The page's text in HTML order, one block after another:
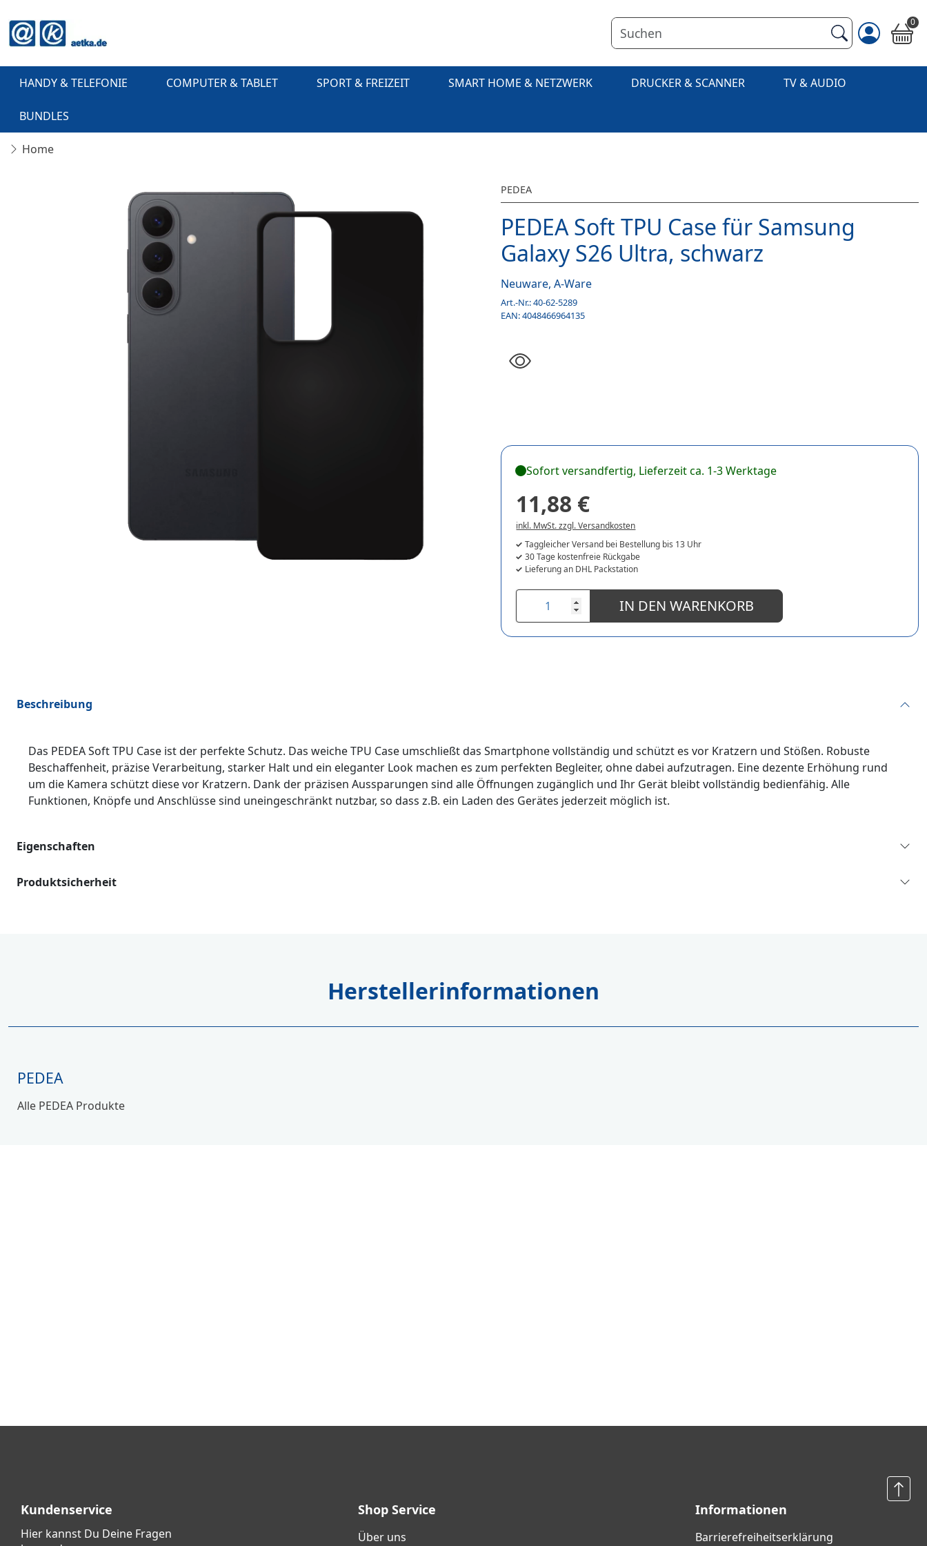
0
HANDY & TELEFONIE COMPUTER & TABLET SPORT & FREIZEIT SMART HOME & NETZWERK DRUCKER & SCANNER TV & AUDIO
BUNDLES
Home
PEDEA
PEDEA Soft TPU Case für Samsung
Galaxy S26 Ultra, schwarz
Neuware, A-Ware
Art.-Nr.:40-62-5289
EAN:4048466964135
Sofort versandfertig, Lieferzeit ca. 1-3 Werktage
11,88 €
inkl. MwSt. zzgl. Versandkosten
Taggleicher Versand bei Bestellung bis 13 Uhr
30 Tage kostenfreie Rückgabe
Lieferung an DHL Packstation
IN DEN WARENKORB
Beschreibung
Das PEDEA Soft TPU Case ist der perfekte Schutz. Das weiche TPU Case umschließt das Smartphone vollständig und schützt es vor Kratzern und Stößen. Robuste
Beschaffenheit, präzise Verarbeitung, starker Halt und ein eleganter Look machen es zum perfekten Begleiter, ohne dabei aufzutragen. Eine dezente Erhöhung rund
um die Kamera schützt diese vor Kratzern. Dank der präzisen Aussparungen sind alle Öffnungen zugänglich und Ihr Gerät bleibt vollständig bedienfähig. Alle
Funktionen, Knöpfe und Anschlüsse sind uneingeschränkt nutzbar, so dass z.B. ein Laden des Gerätes jederzeit möglich ist.
Eigenschaften
Produktsicherheit
Herstellerinformationen
PEDEA
Alle PEDEA Produkte
Kundenservice
Hier kannst Du Deine Fragen
Shop Service
Über uns
Informationen
Barrierefreiheits­erklärung